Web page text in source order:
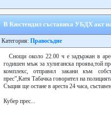
В Кюстендил съставиха УБДХ акт
Категория: Правосъдие
Снощи около 22.00 ч е задържан в
годишен мъж за хулиганска проява,той
комплекс, отправял закани към
прес”,Катя Табачка говорител на
Същия ще остане в ареста 24 часа,
Кубер прес...